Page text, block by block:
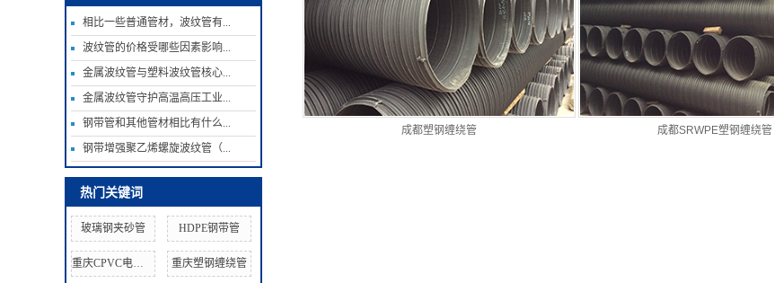
相比一些普通管材，波纹管有...
波纹管的价格受哪些因素影响...
金属波纹管与塑料波纹管核心...
金属波纹管守护高温高压工业...
钢带管和其他管材相比有什么...
钢带增强聚乙烯螺旋波纹管（...
热门关键词
玻璃钢夹砂管 HDPE钢带管
重庆CPVC电力管 重庆塑钢缠绕管
成都塑钢缠绕管 成都SRWPE塑钢缠绕管